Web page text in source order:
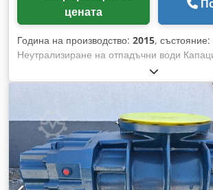
цената
Година на производство: 2015, състояние:
Неутрализиране на отпадъчни води
Управление / Контрол: Управляващ шкаф с
дисплей / WAGO Оборудване: Резервоар
(37 hl); Краен контролен резервоар (4,5
основи; Резервоар за киселини; Помпи;
сензорна и контролна техника;
Djpfx Af Eorf